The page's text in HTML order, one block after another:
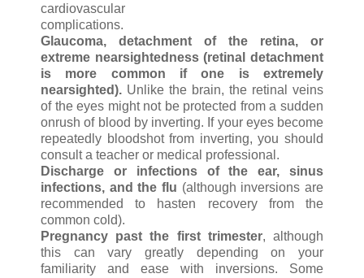
cardiovascular
complications.
Glaucoma, detachment of the retina, or
extreme nearsightedness (retinal detachment
is more common if one is extremely
nearsighted). Unlike the brain, the retinal veins
of the eyes might not be protected from a sudden
onrush of blood by inverting. If your eyes become
repeatedly bloodshot from inverting, you should
consult a teacher or medical professional.
Discharge or infections of the ear, sinus
infections, and the flu (although inversions are
recommended to hasten recovery from the
common cold).
Pregnancy past the first trimester, although
this can vary greatly depending on your
familiarity and ease with inversions. Some